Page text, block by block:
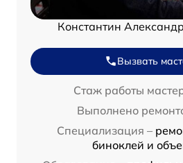
Константин
Вызвать
Стаж работы
Выполнено
Специализация –
биноклей и